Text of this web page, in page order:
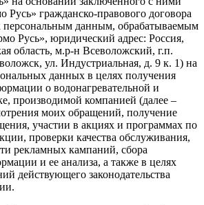
гражданско-правового договора
данным, обрабатываемым
Русь», юридический адрес: Россия,
область, м.р-н Всеволожский, г.п.
ул. Индустриальная, д. 9 к. 1) на
данных в целях получения
о водонагревательной и
производимой компанией (далее –
моих обращений, получение
участии в акциях и программах по
проверки качества обслуживания,
рекламных кампаний, сбора
и ее анализа, а также в целях
действующего законодательства